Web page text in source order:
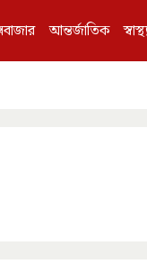
আন্তর্জাতিক